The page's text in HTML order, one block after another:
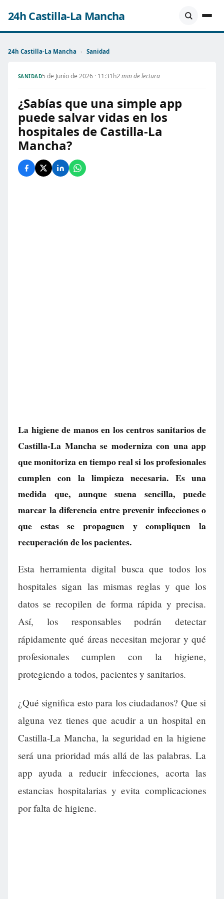
24h Castilla-La Mancha
24h Castilla-La Mancha › Sanidad
SANIDAD5 de Junio de 2026 · 11:31h2 min de lectura
¿Sabías que una simple app
puede salvar vidas en los
hospitales de Castilla-La
Mancha?
La higiene de manos en los centros sanitarios de
Castilla-La Mancha se moderniza con una app
que monitoriza en tiempo real si los profesionales
cumplen con la limpieza necesaria. Es una
medida que, aunque suena sencilla, puede
marcar la diferencia entre prevenir infecciones o
que estas se propaguen y compliquen la
recuperación de los pacientes.
Esta herramienta digital busca que todos los
hospitales sigan las mismas reglas y que los
datos se recopilen de forma rápida y precisa.
Así, los responsables podrán detectar
rápidamente qué áreas necesitan mejorar y qué
profesionales cumplen con la higiene,
protegiendo a todos, pacientes y sanitarios.
¿Qué significa esto para los ciudadanos? Que si
alguna vez tienes que acudir a un hospital en
Castilla-La Mancha, la seguridad en la higiene
será una prioridad más allá de las palabras. La
app ayuda a reducir infecciones, acorta las
estancias hospitalarias y evita complicaciones
por falta de higiene.